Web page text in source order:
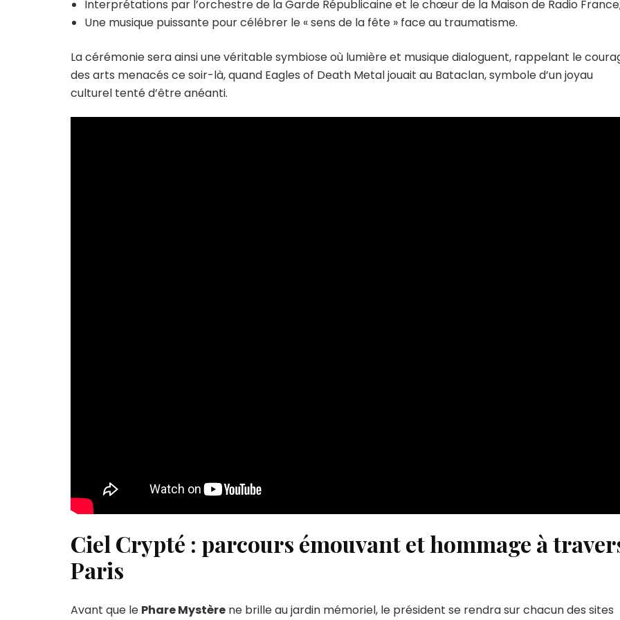
Interprétations par l’orchestre de la Garde Républicaine et le chœur de la Maison de Radio
Une musique puissante pour célébrer le « sens de la fête » face au traumatisme.
La cérémonie sera ainsi une véritable symbiose où lumière et musique dialoguent, rappelant le
des arts menacés ce soir-là, quand Eagles of Death Metal jouait au Bataclan, symbole d’un joyau
culturel tenté d’être anéanti.
Ciel Crypté : parcours émouvant et hommage à
Paris
Avant que le Phare Mystère ne brille au jardin mémoriel, le président se rendra sur chacun des sites